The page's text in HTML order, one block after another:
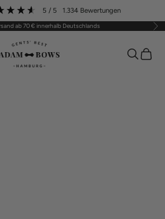
5 / 5 1.334 Bewertungen
ab 70 € innerhalb Deutschlands Vor
ADAM BOWS
Suchen